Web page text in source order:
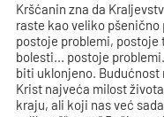
Kršćanin zna da
raste kao veliko
postoje problemi,
bolesti... postoje
biti uklonjeno. Budućnost
Krist najveća milost
kraju, ali koji nas već